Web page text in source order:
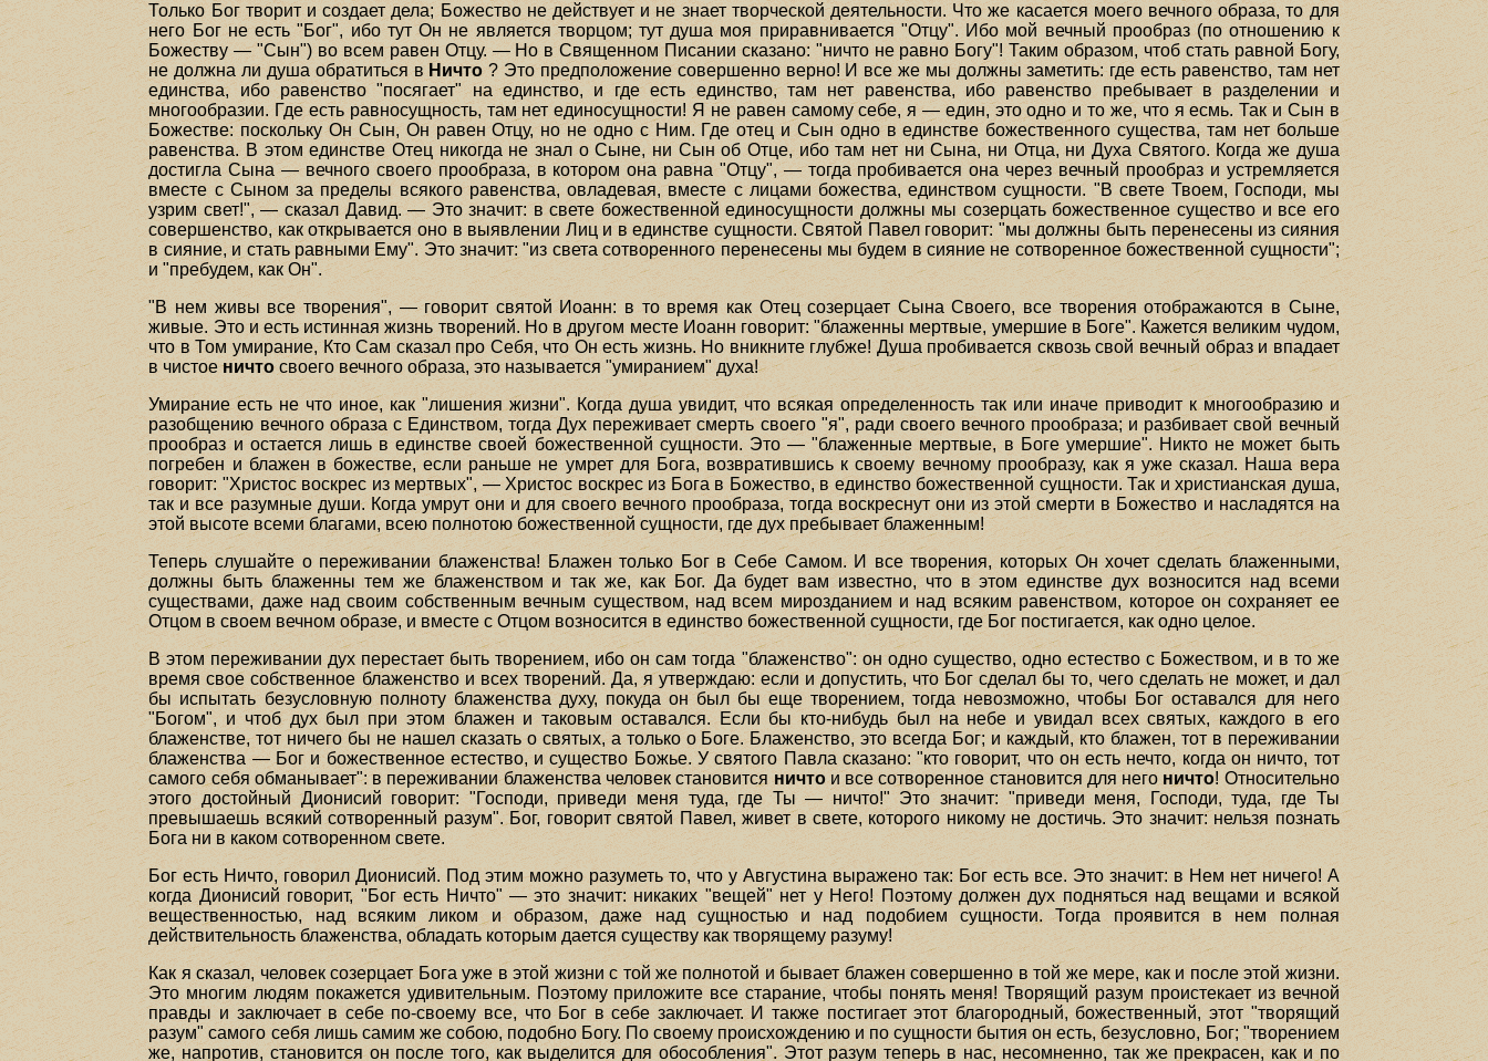
Только Бог творит и создает дела; Божество не действует и не знает творческой деятельности. Что же касается моего вечного образа, то для
него Бог не есть "Бог", ибо тут Он не является творцом; тут душа моя приравнивается "Отцу". Ибо мой вечный прообраз (по отношению к
Божеству — "Сын") во всем равен Отцу. — Но в Священном Писании сказано: "ничто не равно Богу"! Таким образом, чтоб стать равной Богу,
не должна ли душа обратиться вНичто ? Это предположение совершенно верно! И все же мы должны заметить: где есть равенство, там нет
единства, ибо равенство "посягает" на единство, и где есть единство, там нет равенства, ибо равенство пребывает в разделении и
многообразии. Где есть равносущность, там нет единосущности! Я не равен самому себе, я — един, это одно и то же, что я есмь. Так и Сын в
Божестве: поскольку Он Сын, Он равен Отцу, но не одно с Ним. Где отец и Сын одно в единстве божественного существа, там нет больше
равенства. В этом единстве Отец никогда не знал о Сыне, ни Сын об Отце, ибо там нет ни Сына, ни Отца, ни Духа Святого. Когда же душа
достигла Сына — вечного своего прообраза, в котором она равна "Отцу", — тогда пробивается она через вечный прообраз и устремляется
вместе с Сыном за пределы всякого равенства, овладевая, вместе с лицами божества, единством сущности. "В свете Твоем, Господи, мы
узрим свет!", — сказал Давид. — Это значит: в свете божественной единосущности должны мы созерцать божественное существо и все его
совершенство, как открывается оно в выявлении Лиц и в единстве сущности. Святой Павел говорит: "мы должны быть перенесены из сияния
в сияние, и стать равными Ему". Это значит: "из света сотворенного перенесены мы будем в сияние не сотворенное божественной сущности";
и "пребудем, как Он".
"В нем живы все творения", — говорит святой Иоанн: в то время как Отец созерцает Сына Своего, все творения отображаются в Сыне,
живые. Это и есть истинная жизнь творений. Но в другом месте Иоанн говорит: "блаженны мертвые, умершие в Боге". Кажется великим чудом,
что в Том умирание, Кто Сам сказал про Себя, что Он есть жизнь. Но вникните глубже! Душа пробивается сквозь свой вечный образ и впадает
в чистоеничтосвоего вечного образа, это называется "умиранием" духа!
Умирание есть не что иное, как "лишения жизни". Когда душа увидит, что всякая определенность так или иначе приводит к многообразию и
разобщению вечного образа с Единством, тогда Дух переживает смерть своего "я", ради своего вечного прообраза; и разбивает свой вечный
прообраз и остается лишь в единстве своей божественной сущности. Это — "блаженные мертвые, в Боге умершие". Никто не может быть
погребен и блажен в божестве, если раньше не умрет для Бога, возвратившись к своему вечному прообразу, как я уже сказал. Наша вера
говорит: "Христос воскрес из мертвых", — Христос воскрес из Бога в Божество, в единство божественной сущности. Так и христианская душа,
так и все разумные души. Когда умрут они и для своего вечного прообраза, тогда воскреснут они из этой смерти в Божество и насладятся на
этой высоте всеми благами, всею полнотою божественной сущности, где дух пребывает блаженным!
Теперь слушайте о переживании блаженства! Блажен только Бог в Себе Самом. И все творения, которых Он хочет сделать блаженными,
должны быть блаженны тем же блаженством и так же, как Бог. Да будет вам известно, что в этом единстве дух возносится над всеми
существами, даже над своим собственным вечным существом, над всем мирозданием и над всяким равенством, которое он сохраняет ее
Отцом в своем вечном образе, и вместе с Отцом возносится в единство божественной сущности, где Бог постигается, как одно целое.
В этом переживании дух перестает быть творением, ибо он сам тогда "блаженство": он одно существо, одно естество с Божеством, и в то же
время свое собственное блаженство и всех творений. Да, я утверждаю: если и допустить, что Бог сделал бы то, чего сделать не может, и дал
бы испытать безусловную полноту блаженства духу, покуда он был бы еще творением, тогда невозможно, чтобы Бог оставался для него
"Богом", и чтоб дух был при этом блажен и таковым оставался. Если бы кто-нибудь был на небе и увидал всех святых, каждого в его
блаженстве, тот ничего бы не нашел сказать о святых, а только о Боге. Блаженство, это всегда Бог; и каждый, кто блажен, тот в переживании
блаженства — Бог и божественное естество, и существо Божье. У святого Павла сказано: "кто говорит, что он есть нечто, когда он ничто, тот
самого себя обманывает": в переживании блаженства человек становитсяничтои все сотворенное становится для негоничто! Относительно
этого достойный Дионисий говорит: "Господи, приведи меня туда, где Ты — ничто!" Это значит: "приведи меня, Господи, туда, где Ты
превышаешь всякий сотворенный разум". Бог, говорит святой Павел, живет в свете, которого никому не достичь. Это значит: нельзя познать
Бога ни в каком сотворенном свете.
Бог есть Ничто, говорил Дионисий. Под этим можно разуметь то, что у Августина выражено так: Бог есть все. Это значит: в Нем нет ничего! А
когда Дионисий говорит, "Бог есть Ничто" — это значит: никаких "вещей" нет у Него! Поэтому должен дух подняться над вещами и всякой
вещественностью, над всяким ликом и образом, даже над сущностью и над подобием сущности. Тогда проявится в нем полная
действительность блаженства, обладать которым дается существу как творящему разуму!
Как я сказал, человек созерцает Бога уже в этой жизни с той же полнотой и бывает блажен совершенно в той же мере, как и после этой жизни.
Это многим людям покажется удивительным. Поэтому приложите все старание, чтобы понять меня! Творящий разум проистекает из вечной
правды и заключает в себе по-своему все, что Бог в себе заключает. И также постигает этот благородный, божественный, этот "творящий
разум" самого себя лишь самим же собою, подобно Богу. По своему происхождению и по сущности бытия он есть, безусловно, Бог; "творением
же, напротив, становится он после того, как выделится для обособления". Этот разум теперь в нас, несомненно, так же прекрасен, как и по